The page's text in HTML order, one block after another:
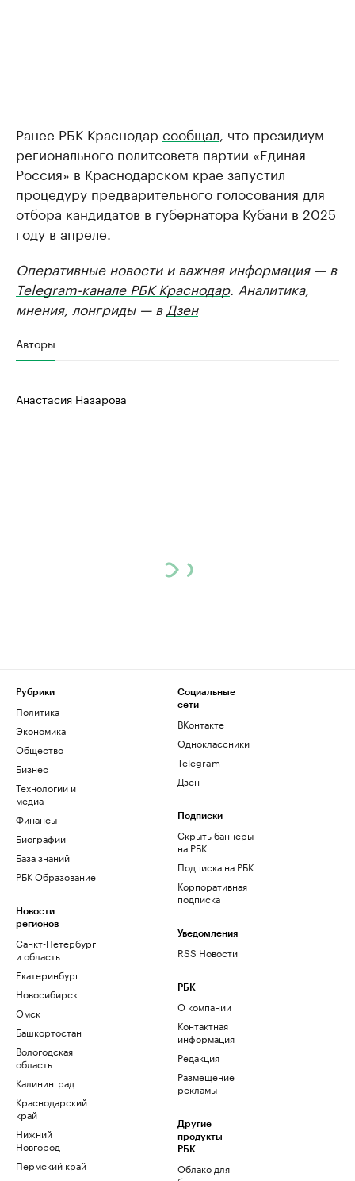
Ранее РБК Краснодар сообщал , что президиум
регионального политсовета партии «Единая
Россия» в Краснодарском крае запустил
процедуру предварительного голосования для
отбора кандидатов в губернатора Кубани в 2025
году в апреле.
Оперативные новости и важная информация — в
Telegram-канале РБК Краснодар. Аналитика,
мнения, лонгриды — в Дзен
Авторы
Анастасия Назарова
Рубрики
Политика
Экономика
Общество
Бизнес
Технологии и
медиа
Финансы
Биографии
База знаний
РБК Образование
Новости
регионов
Санкт-Петербург
и область
Екатеринбург
Новосибирск
Омск
Башкортостан
Вологодская
область
Калининград
Краснодарский
край
Нижний
Новгород
Пермский край
Социальные
сети
ВКонтакте
Одноклассники
Telegram
Дзен
Подписки
Скрыть баннеры
на РБК
Подписка на РБК
Корпоративная
подписка
Уведомления
RSS Новости
РБК
О компании
Контактная
информация
Редакция
Размещение
рекламы
Другие
продукты
РБК
Облако для